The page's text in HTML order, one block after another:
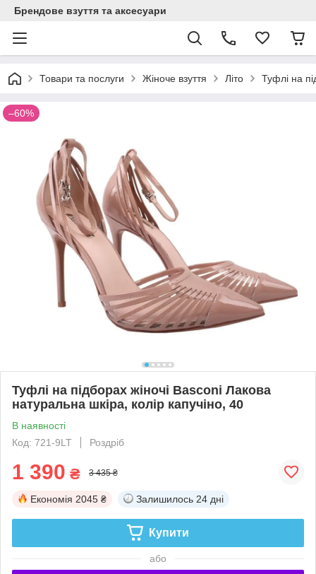
Брендове взуття та аксесуари
Товари та послуги Жіноче взуття Літо Туфлі на
–60%
Туфлі на підборах жіночі Basconi Лакова
натуральна шкіра, колір капучіно, 40
В наявності
Код: 721-9LT
Роздріб
1 390 ₴ 3 435 ₴
Економія 2045 ₴ Залишилось 24 дні
Купити
або